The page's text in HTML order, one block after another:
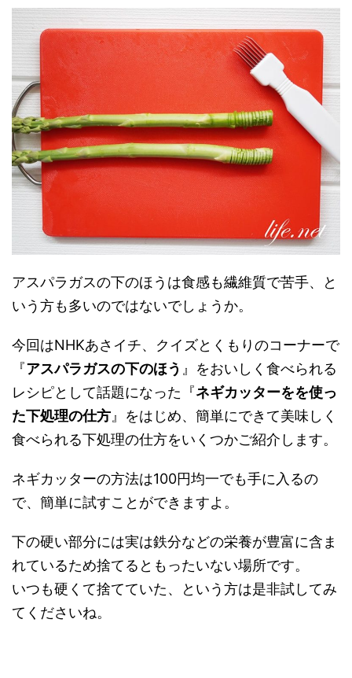
アスパラガスの下のほうは食感も繊維質で苦手、と
いう方も多いのではないでしょうか。
今回はNHKあさイチ、クイズとくもりのコーナーで
『アスパラガスの下のほう 』をおいしく食べられる
レシピとして話題になった『ネギカッターをを使っ
た下処理の仕方 』をはじめ、簡単にできて美味しく
食べられる下処理の仕方をいくつかご紹介します。
ネギカッターの方法は100円均一でも手に入るの
で、簡単に試すことができますよ。
下の硬い部分には実は鉄分などの栄養が豊富に含ま
れているため捨てるともったいない場所です。
いつも硬くて捨てていた、という方は是非試してみ
てくださいね。